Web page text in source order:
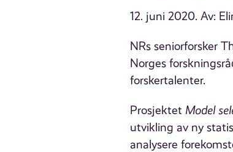
12. juni 2020. Av:
NRs seniorforsker
Norges
forskertalenter.
Prosjektet Model
utvikling av ny
analysere